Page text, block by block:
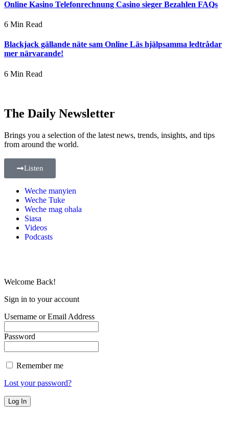
Online Kasino Telefonrechnung Casino sieger Bezahlen FAQs
6 Min Read
Blackjack gällande näte sam Online Läs hjälpsamma ledtrådar
mer närvarande!
6 Min Read
The Daily Newsletter
Brings you a selection of the latest news, trends, insights, and tips
from around the world.
Listen
Weche manyien
Weche Tuke
Weche mag ohala
Siasa
Videos
Podcasts
Welcome Back!
Sign in to your account
Username or Email Address
Password
Remember me
Lost your password?